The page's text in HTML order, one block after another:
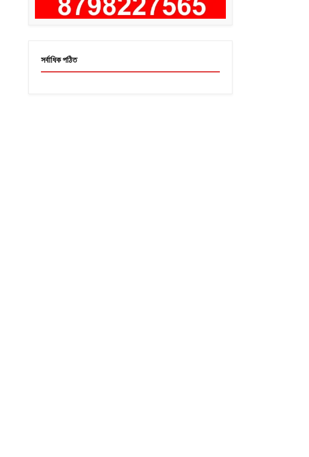
সর্বাধিক পঠিত